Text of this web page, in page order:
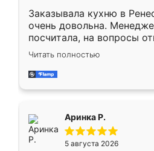
Заказывала кухню в
очень довольна.
посчитала, на вопросы
Замерщик приехал в
делу со всей
за день, ребята работали
Читать полностью
Аринка Р.
5 августа 2026